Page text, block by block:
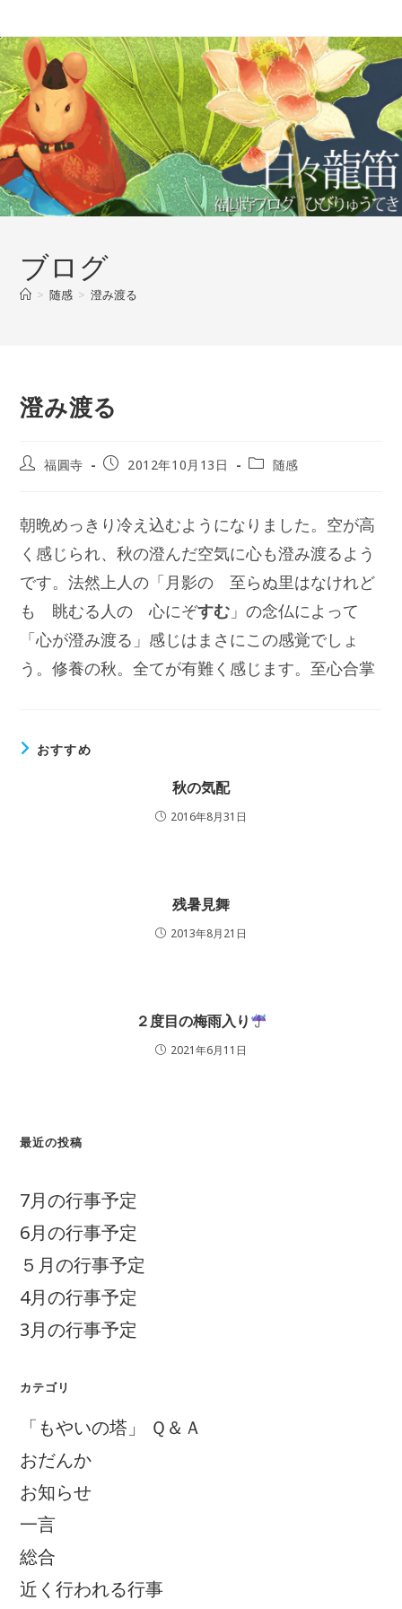
ン
テ
ン
ツ
へ
ス
キ
ッ
プ
ブログ
> 随感 > 澄み渡る
澄み渡る
投
福圓寺
投
日:
2012年10月13日
投
ゴ
リ
ー:
随感
朝晩めっきり冷え込むようになりました。空が高
く感じられ、秋の澄んだ空気に心も澄み渡るよう
です。法然上人の「月影の 至らぬ里はなけれど
も 眺むる人の 心にぞすむ 」の念仏によって
「心が澄み渡る」感じはまさにこの感覚でしょ
う。修養の秋。全てが有難く感じます。至心合掌
おすすめ
秋の気配
2016年8月31日
残暑見舞
2013年8月21日
２度目の梅雨入り
2021年6月11日
最近の投稿
7月の行事予定
6月の行事予定
５月の行事予定
4月の行事予定
3月の行事予定
カテゴリ
「もやいの塔」 Ｑ＆Ａ
おだんか
お知らせ
一言
総合
近く行われる行事